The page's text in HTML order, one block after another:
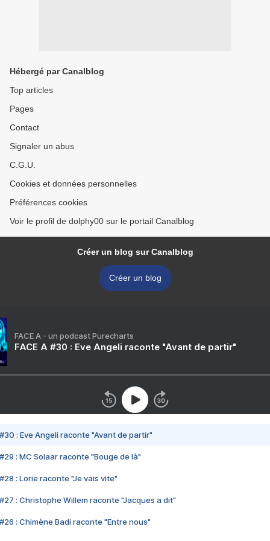
Hébergé par Canalblog
Top articles
Pages
Contact
Signaler un abus
C.G.U.
Cookies et données personnelles
Préférences cookies
Voir le profil de dolphy00 sur le portail Canalblog
Créer un blog sur Canalblog
Créer un blog
FACE A - un podcast Purecharts
FACE A #30 : Eve Angeli raconte "Avant de partir"
#30 : Eve Angeli raconte "Avant de partir"
#29 : MC Solaar raconte "Bouge de là"
#28 : Lorie raconte "Je vais vite"
#27 : Christophe Willem raconte "Jacques a dit"
#26 : Chimène Badi raconte "Entre nous"